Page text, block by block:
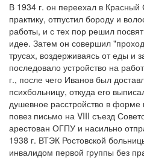
В 1934 г. он переехал в
практику, отпустил бороду и
работы, и с тех пор решил
идее. Затем он совершил
трусах, воздерживаясь от еды и
последовало устройство на
г., после чего Иванов был
психбольницу, откуда его
душевное расстройство в
повез письмо на VIII съезд
арестован ОГПУ и насильно
1938 г. ВТЭК Ростовской
инвалидом первой группы без